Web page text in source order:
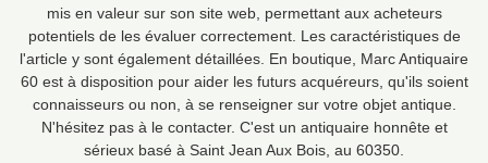
mis en valeur sur son site web, permettant aux acheteurs
potentiels de les évaluer correctement. Les caractéristiques de
l'article y sont également détaillées. En boutique, Marc Antiquaire
60 est à disposition pour aider les futurs acquéreurs, qu'ils soient
connaisseurs ou non, à se renseigner sur votre objet antique.
N'hésitez pas à le contacter. C'est un antiquaire honnête et
sérieux basé à Saint Jean Aux Bois, au 60350.